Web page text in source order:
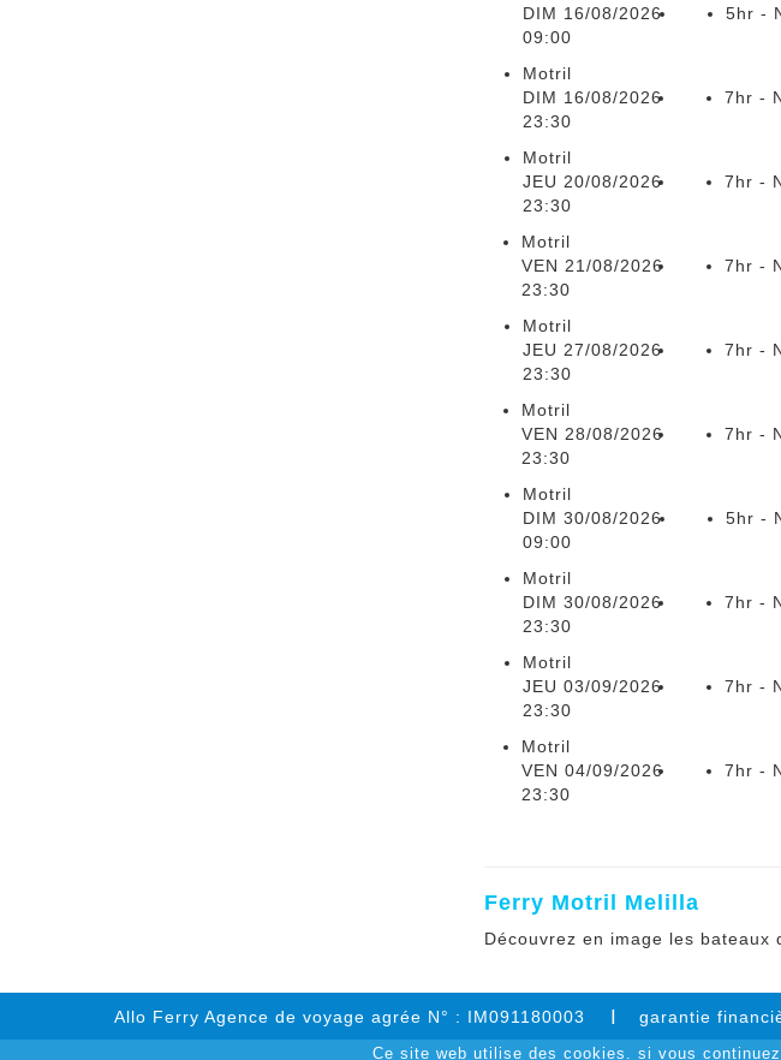
DIM 16/08/2026
09:00
5hr -
Motril
DIM 16/08/2026
23:30
7hr -
Motril
JEU 20/08/2026
23:30
7hr -
Motril
VEN 21/08/2026
23:30
7hr -
Motril
JEU 27/08/2026
23:30
7hr -
Motril
VEN 28/08/2026
23:30
7hr -
Motril
DIM 30/08/2026
09:00
5hr -
Motril
DIM 30/08/2026
23:30
7hr -
Motril
JEU 03/09/2026
23:30
7hr -
Motril
VEN 04/09/2026
23:30
7hr -
Ferry Motril Melilla
Découvrez en image les bateaux
Ce site web utilise des cookies. si vous
Allo Ferry Agence de voyage agrée N° : IM091180003 garantie